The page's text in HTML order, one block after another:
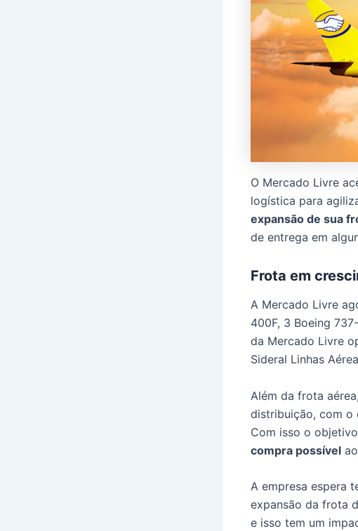
O Mercado Livre
logística para
expansão de sua
de entrega em
Frota em
A Mercado Livre
400F, 3 Boeing
da Mercado Livre
Sideral Linhas
Além da frota
distribuição, com o
Com isso o
compra possível
A empresa espera
expansão da frota
e isso tem um